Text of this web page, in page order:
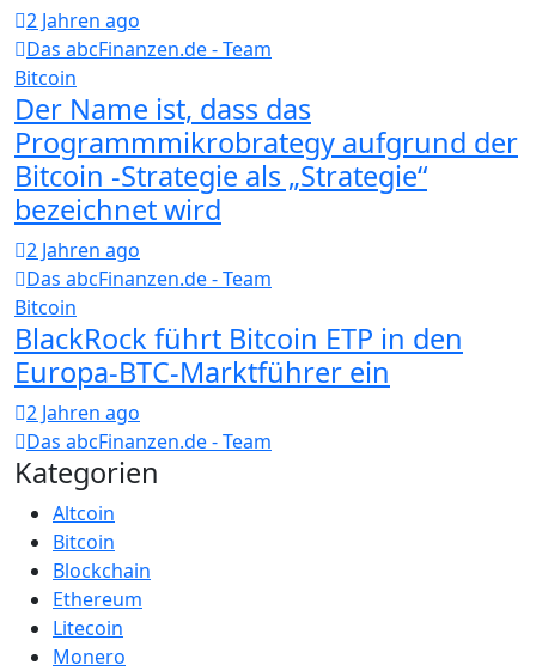
2 Jahren ago
Das abcFinanzen.de - Team
Bitcoin
Der Name ist, dass das
Programmmikrobrategy aufgrund der
Bitcoin -Strategie als „Strategie“
bezeichnet wird
2 Jahren ago
Das abcFinanzen.de - Team
Bitcoin
BlackRock führt Bitcoin ETP in den
Europa-BTC-Marktführer ein
2 Jahren ago
Das abcFinanzen.de - Team
Kategorien
Altcoin
Bitcoin
Blockchain
Ethereum
Litecoin
Monero